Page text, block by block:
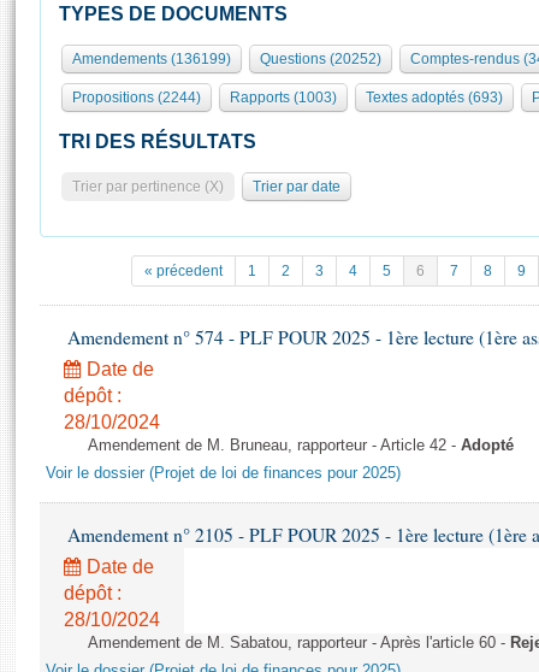
Présidence
577 députés
Groupes politiques
Séance publique
Commissions et autres organes
Europe et International
Pétitions
Projets de loi
Propositions de loi
Amendements
Textes adoptés
Rapports d'enquête
Rapports législatifs
Rapports sur l'application des lois
Baromètre de l’application des lois
Rôle et pouvoirs de l'Assemblée
Organisation de l'Assemblée
Présidence Conférence des Présidents Bureau Collège des
Statistiques et chiffres clés
Documents de référence
( Constitution | Règlement de l'Assemblée ... )
Histoire
Juniors
Anciennes législatures
Liens vers les sites publics
Visiter l'Assemblée
Visite virtuelle du palais Bourbon
Assister à une séance
La Bibliothèque
Contacts et plan d'accès
Photos libres de droit
TYPES DE DOCUMENTS
Amendements (136199) Questions (20252) Comptes-rendus
Propositions (2244) Rapports (1003) Textes adoptés (693)
TRI DES RÉSULTATS
Trier par pertinence (X) Trier par date
« précedent 1 2 3 4 5 6 7 8 9
Amendement n° 574 - PLF POUR 2025 - 1ère lecture (1ère
Date de
dépôt :
28/10/2024
Amendement de M. Bruneau, rapporteur - Article 42 - Adopté
Voir le dossier (Projet de loi de finances pour 2025)
Amendement n° 2105 - PLF POUR 2025 - 1ère lecture (1ère
Date de
dépôt :
28/10/2024
Amendement de M. Sabatou, rapporteur - Après l'article 60 -